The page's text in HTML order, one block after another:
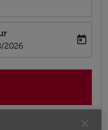
return-date-aria-label
2026
today